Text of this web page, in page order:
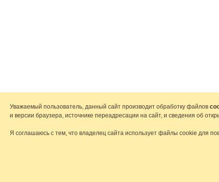
Уважаемый пользователь, данный сайт производит обработку файлов
и версии браузера, источнике переадресации на сайт, и сведения об
Я соглашаюсь с тем, что владелец сайта использует файлы cookie для